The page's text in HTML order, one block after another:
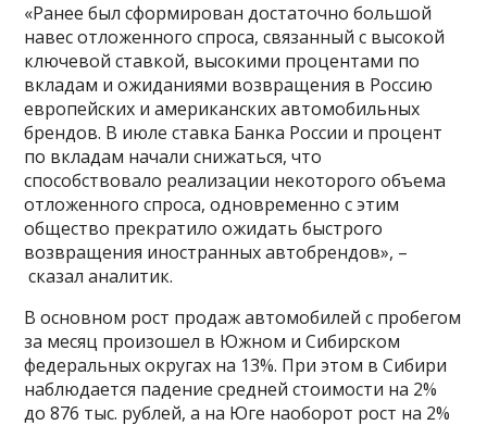
«Ранее был сформирован достаточно большой
навес отложенного спроса, связанный с высокой
ключевой ставкой, высокими процентами по
вкладам и ожиданиями возвращения в Россию
европейских и американских автомобильных
брендов. В июле ставка Банка России и процент
по вкладам начали снижаться, что
способствовало реализации некоторого объема
отложенного спроса, одновременно с этим
общество прекратило ожидать быстрого
возвращения иностранных автобрендов», –
сказал аналитик.
В основном рост продаж автомобилей с пробегом
за месяц произошел в Южном и Сибирском
федеральных округах на 13%. При этом в Сибири
наблюдается падение средней стоимости на 2%
до 876 тыс. рублей, а на Юге наоборот рост на 2%